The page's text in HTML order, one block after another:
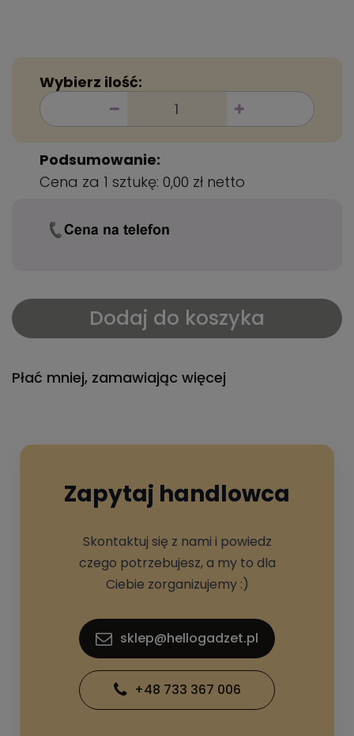
Wybierz ilość:
Podsumowanie:
Cena za 1 sztukę: 0,00 zł netto
Dodaj do koszyka
Płać mniej, zamawiając więcej
Zapytaj handlowca
Skontaktuj się z nami i powiedz
czego potrzebujesz, a my to dla
Ciebie zorganizujemy :)
sklep@hellogadzet.pl
+48 733 367 006